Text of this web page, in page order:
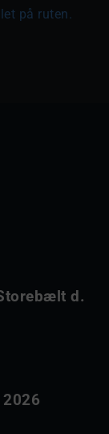
på ruten.
d.